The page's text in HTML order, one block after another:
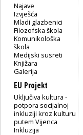
Najave
Izvješća
Mladi glazbenici
Filozofska škola
Komunikološka
škola
Medijski susreti
Knjižara
Galerija
EU Projekt
Uključiva kultura -
potpora socijalnoj
inkluziji kroz kulturu
putem Vijenca
Inkluzija